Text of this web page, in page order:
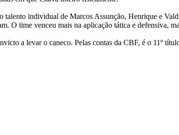
individual de Marcos Assunção, Henrique e
O time venceu mais na aplicação tática e defensiva,
a levar o caneco. Pelas contas da CBF, é o 11º